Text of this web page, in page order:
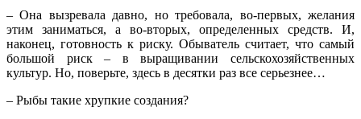
– Она вызревала давно, но требовала, во-первых, желания
этим заниматься, а во-вторых, определенных средств. И,
наконец, готовность к риску. Обыватель считает, что самый
большой риск – в выращивании сельскохозяйственных
культур. Но, поверьте, здесь в десятки раз все серьезнее…
– Рыбы такие хрупкие создания?